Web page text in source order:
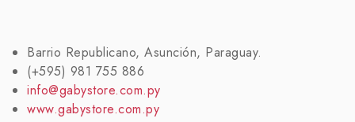
Barrio Republicano, Asunción, Paraguay.
(+595) 981 755 886
info@gabystore.com.py
www.gabystore.com.py